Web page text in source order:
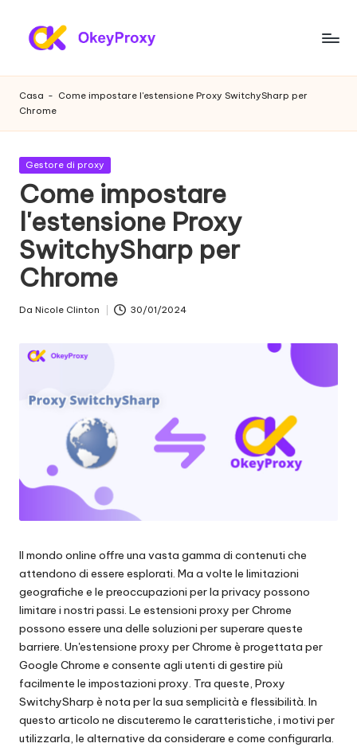
P
r
o
x
y
r
e
si
d
e
n
a
e
r
o
g
ni
e
si
g
e
n
proxy
su
prove
gratuite
di
proxy
web,
tutorial
sulle
impostazioni
scraping
dati
ancora.
Casa - Come impostare l'estensione Proxy SwitchySharp per
Chrome
Pubblicato
Gestore di proxy
Come impostare
l'estensione Proxy
SwitchySharp per
Chrome
Da Nicole Clinton 30/01/2024
Il mondo online offre una vasta gamma di contenuti che
attendono di essere esplorati. Ma a volte le limitazioni
geografiche e le preoccupazioni per la privacy possono
limitare i nostri passi. Le estensioni proxy per Chrome
possono essere una delle soluzioni per superare queste
barriere. Un'estensione proxy per Chrome è progettata per
Google Chrome e consente agli utenti di gestire più
facilmente le impostazioni proxy. Tra queste, Proxy
SwitchySharp è nota per la sua semplicità e flessibilità. In
questo articolo ne discuteremo le caratteristiche, i motivi per
utilizzarla, le alternative da considerare e come configurarla.